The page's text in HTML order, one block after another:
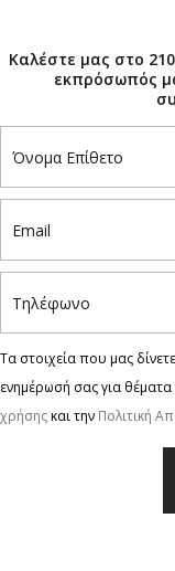
Καλέστε μας στο
εκπρόσωπός
Τα στοιχεία που μας
ενημέρωσή σας για
χρήσηςκαι την Πολιτική